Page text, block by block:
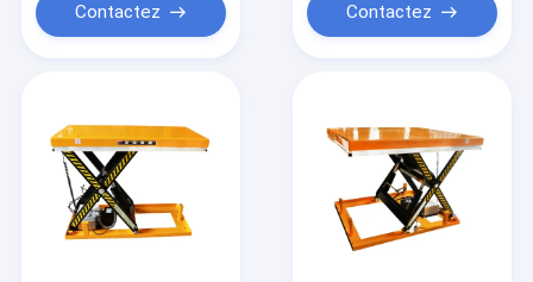
Contactez Contactez